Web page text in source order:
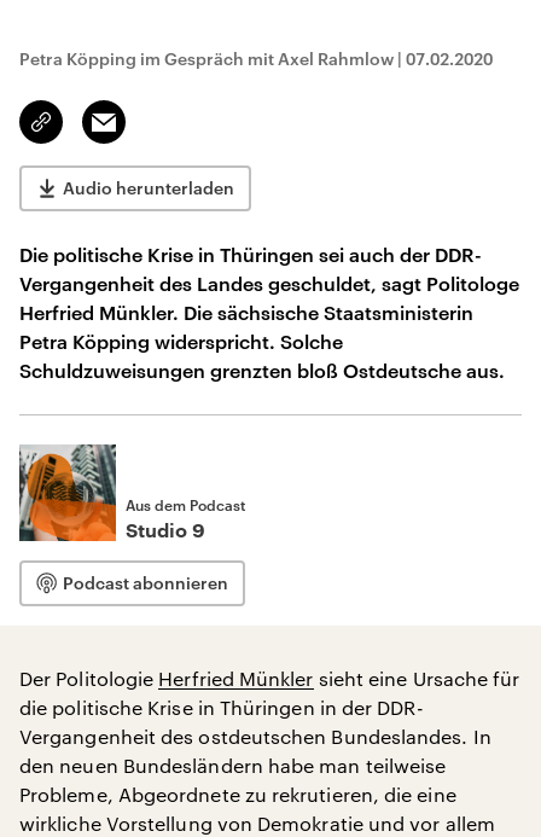
Petra Köpping im Gespräch mit Axel Rahmlow | 07.02.2020
Link
kopieren/teilen
Email
Audio herunterladen
Die politische Krise in Thüringen sei auch der DDR-
Vergangenheit des Landes geschuldet, sagt Politologe
Herfried Münkler. Die sächsische Staatsministerin
Petra Köpping widerspricht. Solche
Schuldzuweisungen grenzten bloß Ostdeutsche aus.
Aus dem Podcast
Studio 9
Podcast abonnieren
Der Politologie Herfried Münkler sieht eine Ursache für
die politische Krise in Thüringen in der DDR-
Vergangenheit des ostdeutschen Bundeslandes. In
den neuen Bundesländern habe man teilweise
Probleme, Abgeordnete zu rekrutieren, die eine
wirkliche Vorstellung von Demokratie und vor allem